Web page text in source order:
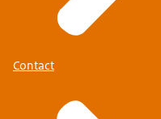
Contact